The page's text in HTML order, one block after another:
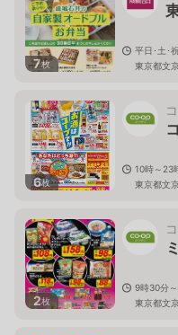
7枚
平日･土･
東京都文
6枚
10時～23
東京都文
2枚
9時30分
東京都文